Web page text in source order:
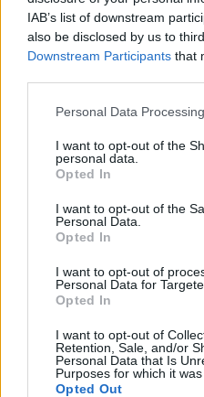
IAB’s list of downstream
also be disclosed by us to
Downstream Participants that
Personal Data
I want to opt-out of the
personal data.
Opted In
I want to opt-out of the
Personal Data.
Opted In
I want to opt-out of
Personal Data for
Opted In
I want to opt-out of
Retention, Sale, and/or
Personal Data that Is
Purposes for which it was
Opted Out
CYKLAMENOVÉ